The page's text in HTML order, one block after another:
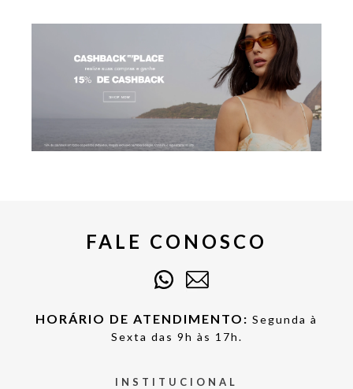
FALE CONOSCO
HORÁRIO DE ATENDIMENTO: Segunda à
Sexta das 9h às 17h.
INSTITUCIONAL